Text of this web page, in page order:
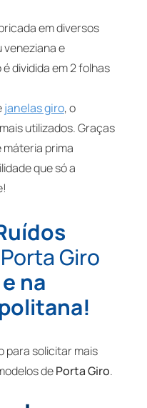
em diversos
veneziana e
dividida em 2 folhas
janelas giro, o
utilizados. Graças
prima
que só a
Porta Giro
na
para solicitar mais
dePorta Giro.